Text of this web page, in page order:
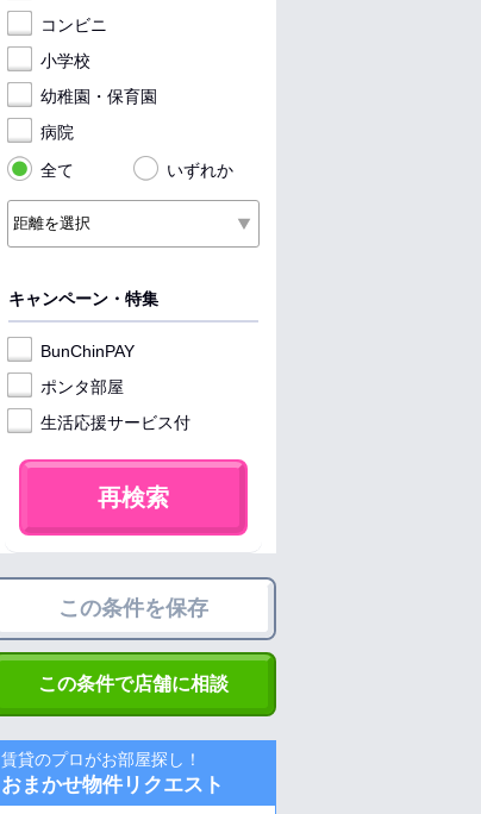
コンビニ
小学校
幼稚園・保育園
病院
全て
いずれか
キャンペーン・特集
BunChinPAY
ポンタ部屋
生活応援サービス付
再検索
この条件を保存
この条件で店舗に相談
賃貸のプロがお部屋探し！
おまかせ物件リクエスト